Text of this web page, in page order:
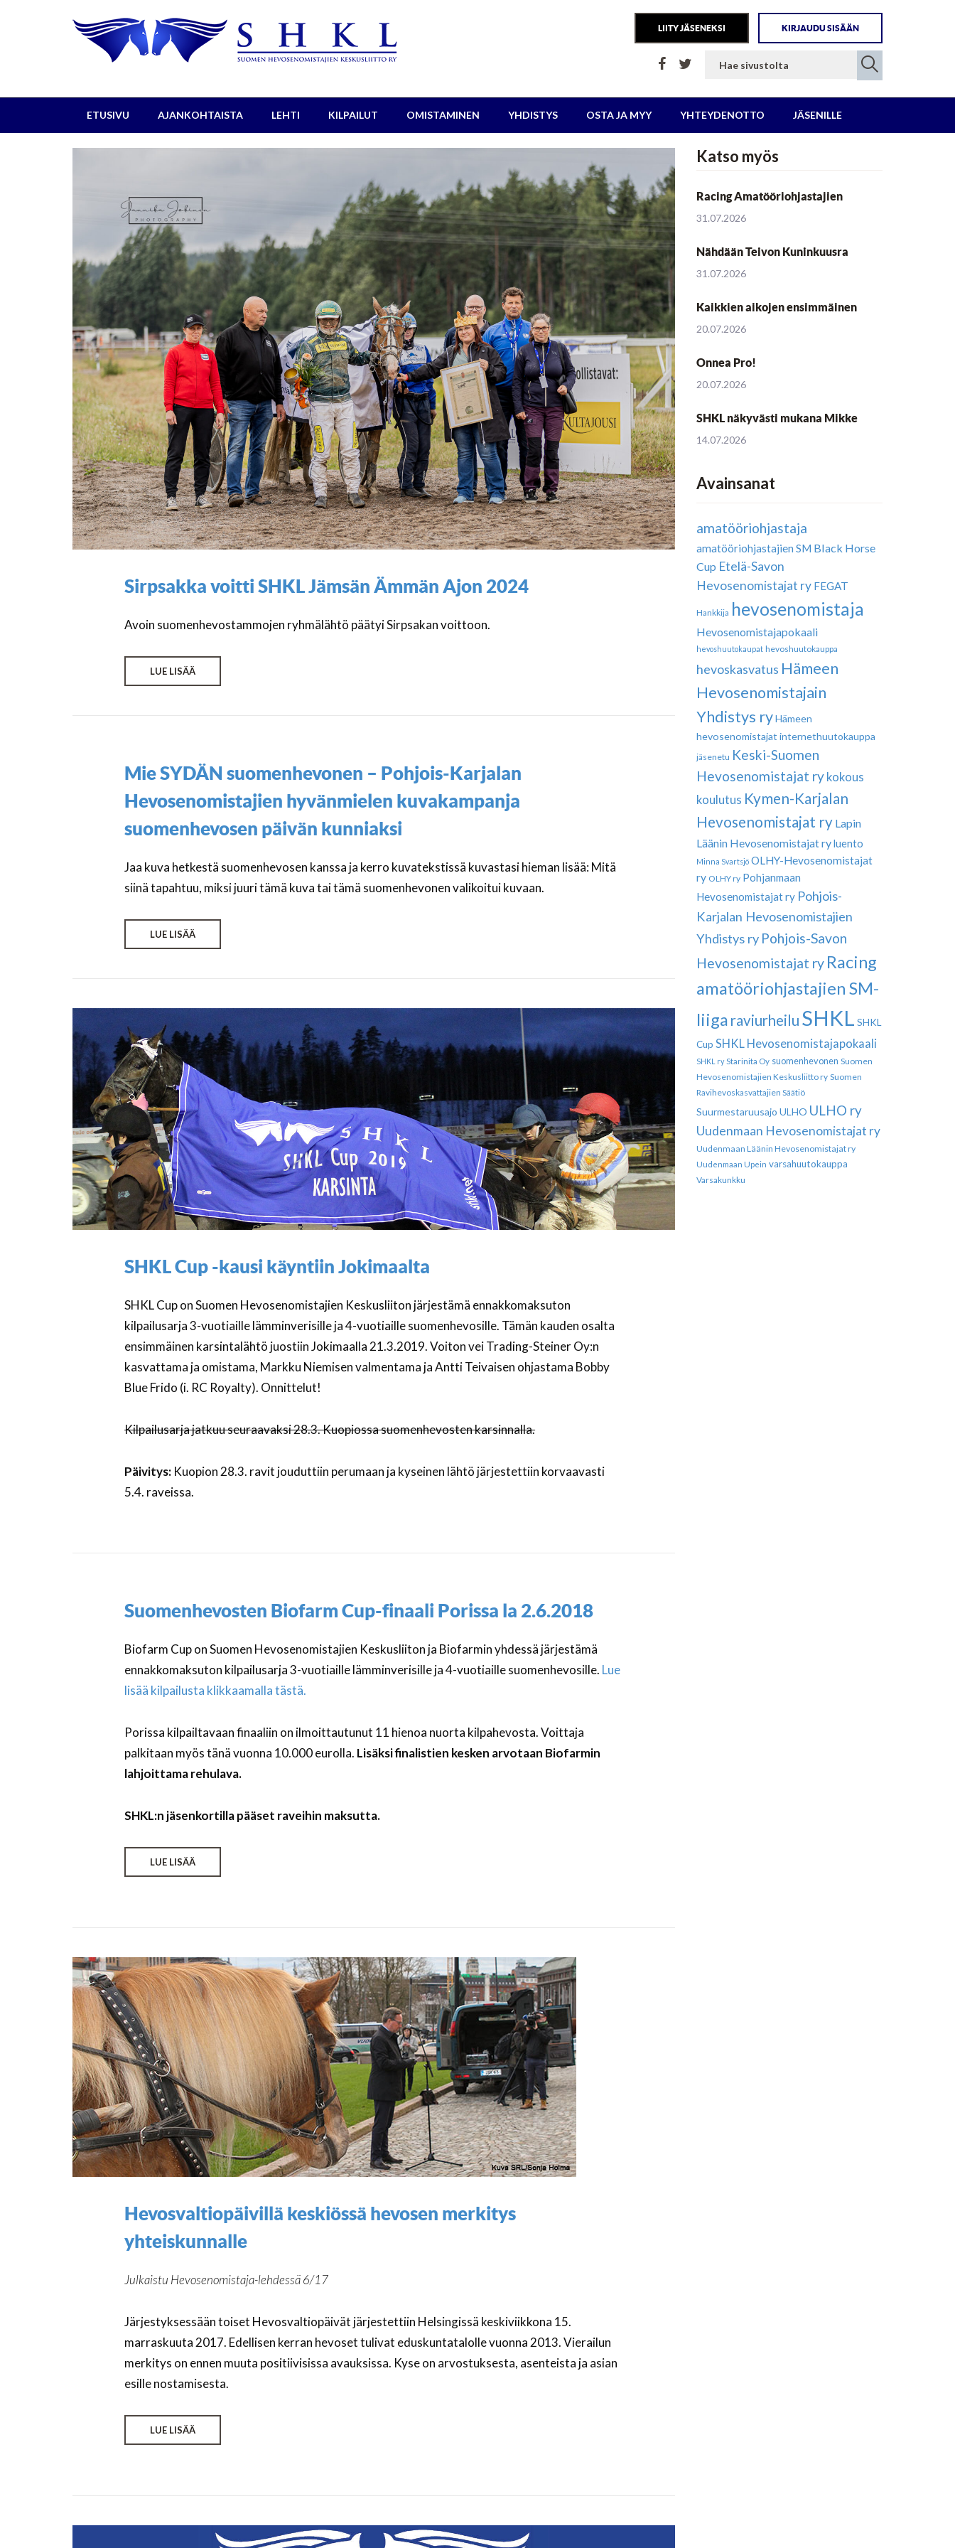
KIRJAUDU SISÄÄN
LIITY JÄSENEKSI
ETUSIVU AJANKOHTAISTA LEHTI KILPAILUT OMISTAMINEN YHDISTYS OSTA JA MYY YHTEYDENOTTO JÄSENILLE
Sirpsakka voitti SHKL Jämsän Ämmän Ajon 2024
Avoin suomenhevostammojen ryhmälähtö päätyi Sirpsakan voittoon.
LUE LISÄÄ
Mie SYDÄN suomenhevonen – Pohjois-Karjalan
Hevosenomistajien hyvänmielen kuvakampanja
suomenhevosen päivän kunniaksi
Jaa kuva hetkestä suomenhevosen kanssa ja kerro kuvatekstissä kuvastasi hieman lisää: Mitä
siinä tapahtuu, miksi juuri tämä kuva tai tämä suomenhevonen valikoitui kuvaan.
LUE LISÄÄ
SHKL Cup -kausi käyntiin Jokimaalta
SHKL Cup on Suomen Hevosenomistajien Keskusliiton järjestämä ennakkomaksuton
kilpailusarja 3-vuotiaille lämminverisille ja 4-vuotiaille suomenhevosille. Tämän kauden osalta
ensimmäinen karsintalähtö juostiin Jokimaalla 21.3.2019. Voiton vei Trading-Steiner Oy:n
kasvattama ja omistama, Markku Niemisen valmentama ja Antti Teivaisen ohjastama Bobby
Blue Frido (i. RC Royalty). Onnittelut!
Kilpailusarja jatkuu seuraavaksi 28.3. Kuopiossa suomenhevosten karsinnalla.
Päivitys: Kuopion 28.3. ravit jouduttiin perumaan ja kyseinen lähtö järjestettiin korvaavasti
5.4. raveissa.
Suomenhevosten Biofarm Cup-finaali Porissa la 2.6.2018
Biofarm Cup on Suomen Hevosenomistajien Keskusliiton ja Biofarmin yhdessä järjestämä
ennakkomaksuton kilpailusarja 3-vuotiaille lämminverisille ja 4-vuotiaille suomenhevosille. Lue
lisää kilpailusta klikkaamalla tästä.
Porissa kilpailtavaan finaaliin on ilmoittautunut 11 hienoa nuorta kilpahevosta. Voittaja
palkitaan myös tänä vuonna 10.000 eurolla. Lisäksi finalistien kesken arvotaan Biofarmin
lahjoittama rehulava.
SHKL:n jäsenkortilla pääset raveihin maksutta.
LUE LISÄÄ
Hevosvaltiopäivillä keskiössä hevosen merkitys
yhteiskunnalle
Julkaistu Hevosenomistaja-lehdessä 6/17
Järjestyksessään toiset Hevosvaltiopäivät järjestettiin Helsingissä keskiviikkona 15.
marraskuuta 2017. Edellisen kerran hevoset tulivat eduskuntatalolle vuonna 2013. Vierailun
merkitys on ennen muuta positiivisissa avauksissa. Kyse on arvostuksesta, asenteista ja asian
esille nostamisesta.
LUE LISÄÄ
Katso myös
Racing Amatööriohjastajien
31.07.2026
Nähdään Teivon Kuninkuusra
31.07.2026
Kaikkien aikojen ensimmäinen
20.07.2026
Onnea Pro!
20.07.2026
SHKL näkyvästi mukana Mikke
14.07.2026
Avainsanat
amatööriohjastaja
amatööriohjastajien SM Black Horse
Cup Etelä-Savon
Hevosenomistajat ry FEGAT
Hankkija hevosenomistaja
Hevosenomistajapokaali
hevoshuutokaupat hevoshuutokauppa
hevoskasvatus Hämeen
Hevosenomistajain
Yhdistys ry Hämeen
hevosenomistajat internethuutokauppa
jäsenetu Keski-Suomen
Hevosenomistajat ry kokous
koulutus Kymen-Karjalan
Hevosenomistajat ry Lapin
Läänin Hevosenomistajat ryluento
Minna Svartsjö OLHY-Hevosenomistajat
ry OLHY ry Pohjanmaan
Hevosenomistajat ry Pohjois-
Karjalan Hevosenomistajien
Yhdistys ry Pohjois-Savon
Hevosenomistajat ry Racing
amatööriohjastajien SM-
liiga raviurheilu SHKL SHKL
Cup SHKL Hevosenomistajapokaali
SHKL ry Starinita Oy suomenhevonen Suomen
Hevosenomistajien Keskusliitto ry Suomen
Ravihevoskasvattajien Säätiö
Suurmestaruusajo ULHO ULHO ry
Uudenmaan Hevosenomistajat ry
Uudenmaan Läänin Hevosenomistajat ry
Uudenmaan Upein varsahuutokauppa
Varsakunkku